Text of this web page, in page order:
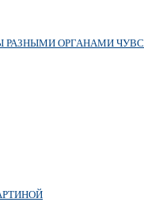
РАЗНЫМИ ОРГАНАМИ